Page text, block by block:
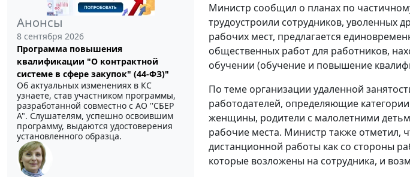
Анонсы
8 сентября 2026
Программа повышения
квалификации "О контрактной
системе в сфере закупок" (44-ФЗ)"
Об актуальных изменениях в КС
узнаете, став участником программы,
разработанной совместно с АО ''СБЕР
А". Слушателям, успешно освоившим
программу, выдаются удостоверения
установленного образца.
Министр сообщил о планах по
трудоустроили сотрудников, уволенных
рабочих мест, предлагается
общественных работ для работников,
обучении (обучение и повышение
По теме организации удаленной
работодателей, определяющие
женщины, родители с малолетними
рабочие места. Министр также отметил,
дистанционной работы как со стороны
которые возложены на сотрудника, и